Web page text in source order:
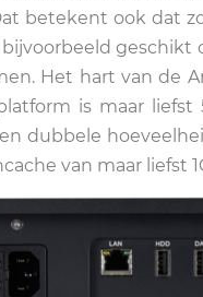
betekent ook dat
bijvoorbeeld
Het hart van de
is maar
dubbele
van maar liefst